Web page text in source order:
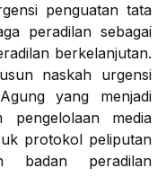
penguatan tata
peradilan sebagai
berkelanjutan.
naskah urgensi
yang menjadi
pengelolaan media
protokol peliputan
badan peradilan